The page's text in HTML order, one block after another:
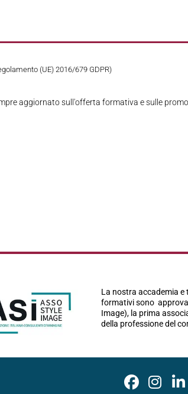
(UE) 2016/679 GDPR)
aggiornato sull'offerta formativa e sulle
La nostra accademia
formativi sono
Image), la prima
della professione del